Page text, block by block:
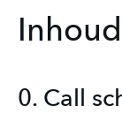
Inhoud
0. Call